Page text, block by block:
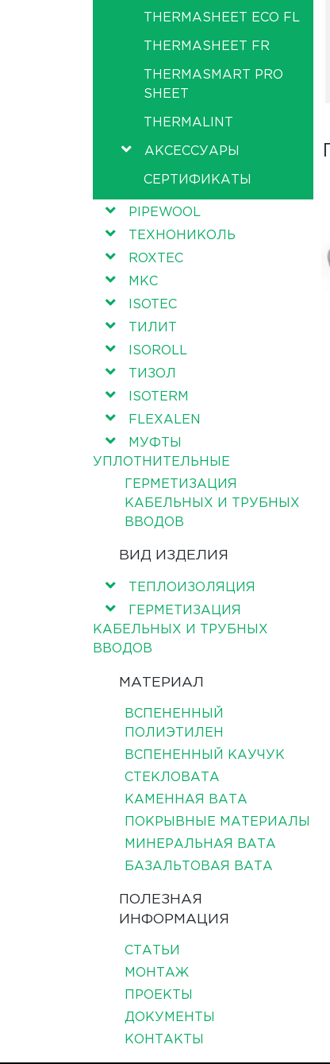
THERMASHEET ECO FL
THERMASHEET FR
THERMASMART PRO
SHEET
THERMALINT
АКСЕССУАРЫ
СЕРТИФИКАТЫ
PIPEWOOL
ТЕХНОНИКОЛЬ
ROXTEC
МКС
ISOTEC
ТИЛИТ
ISOROLL
ТИЗОЛ
ISOTERM
FLEXALEN
МУФТЫ
УПЛОТНИТЕЛЬНЫЕ
ГЕРМЕТИЗАЦИЯ
КАБЕЛЬНЫХ И ТРУБНЫХ
ВВОДОВ
ВИД ИЗДЕЛИЯ
ТЕПЛОИЗОЛЯЦИЯ
ГЕРМЕТИЗАЦИЯ
КАБЕЛЬНЫХ И ТРУБНЫХ
ВВОДОВ
МАТЕРИАЛ
ВСПЕНЕННЫЙ
ПОЛИЭТИЛЕН
ВСПЕНЕННЫЙ КАУЧУК
СТЕКЛОВАТА
КАМЕННАЯ ВАТА
ПОКРЫВНЫЕ МАТЕРИАЛЫ
МИНЕРАЛЬНАЯ ВАТА
БАЗАЛЬТОВАЯ ВАТА
ПОЛЕЗНАЯ
ИНФОРМАЦИЯ
СТАТЬИ
МОНТАЖ
ПРОЕКТЫ
ДОКУМЕНТЫ
КОНТАКТЫ